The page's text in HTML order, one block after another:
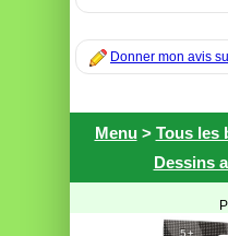
Donner mon avis
Menu> Tous les
Dessins